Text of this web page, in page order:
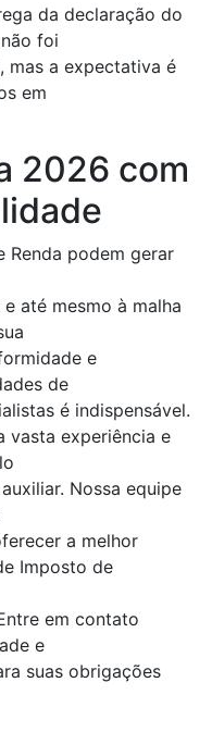
da declaração do
foi
mas a expectativa é
em
2026 com
Renda podem gerar
até mesmo à malha
e
de
é indispensável.
vasta experiência e
Nossa equipe
a melhor
Imposto de
em contato
e
suas obrigações